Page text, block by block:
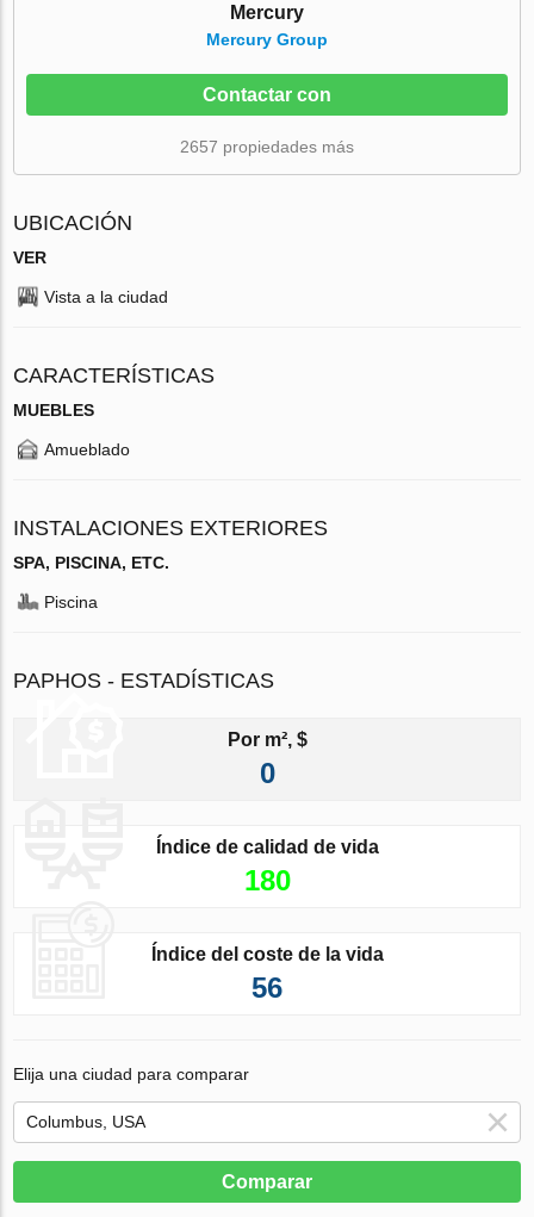
Mercury
Mercury Group
Contactar con
2657 propiedades más
UBICACIÓN
VER
Vista a la ciudad
CARACTERÍSTICAS
MUEBLES
Amueblado
INSTALACIONES EXTERIORES
SPA, PISCINA, ETC.
Piscina
PAPHOS - ESTADÍSTICAS
Por m², $
0
Índice de calidad de vida
180
Índice del coste de la vida
56
Elija una ciudad para comparar
Comparar